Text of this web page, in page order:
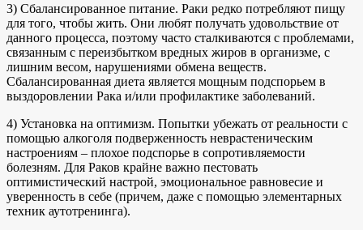
3) Сбалансированное питание. Раки редко потребляют пищу
для того, чтобы жить. Они любят получать удовольствие от
данного процесса, поэтому часто сталкиваются с проблемами,
связанным с переизбытком вредных жиров в организме, с
лишним весом, нарушениями обмена веществ.
Сбалансированная диета является мощным подспорьем в
выздоровлении Рака и/или профилактике заболеваний.
4) Установка на оптимизм. Попытки убежать от реальности с
помощью алкоголя подверженность неврастеническим
настроениям – плохое подспорье в сопротивляемости
болезням. Для Раков крайне важно пестовать
оптимистический настрой, эмоциональное равновесие и
уверенность в себе (причем, даже с помощью элементарных
техник аутотренинга).